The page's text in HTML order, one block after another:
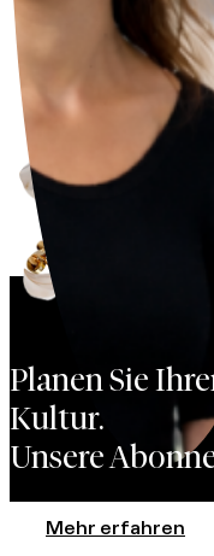
Planen Sie
Kultur.
Unsere
Mehr erfahren